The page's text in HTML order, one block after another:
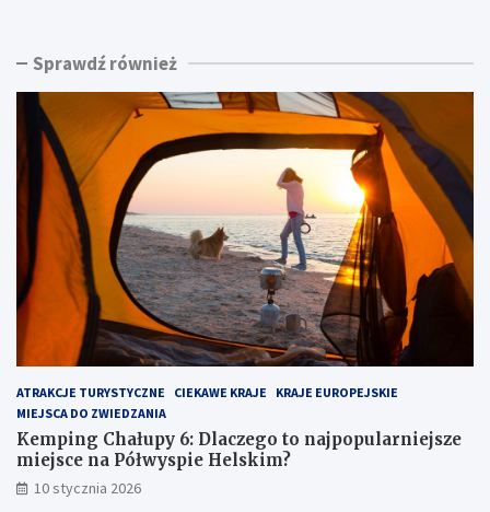
n
a
ł
u
p
D
l
a
c
e
g
o
t
o
n
i
m
o
r
z
m
u
k
y
y
k
l
e
j
n
Sprawdź również
ATRAKCJE TURYSTYCZNE CIEKAWE KRAJE
KRAJE EUROPEJSKIE
MIEJSCA DO ZWIEDZANIA
Kemping Chałupy 6: Dlaczego to najpopularniejsze
miejsce na Półwyspie Helskim?
10 stycznia 2026